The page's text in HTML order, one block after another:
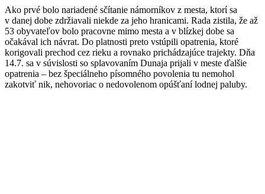
Ako prvé bolo nariadené sčítanie námorníkov z mesta, ktorí sa
v danej dobe zdržiavali niekde za jeho hranicami. Rada zistila, že až
53 obyvateľov bolo pracovne mimo mesta a v blízkej dobe sa
očakával ich návrat. Do platnosti preto vstúpili opatrenia, ktoré
korigovali prechod cez rieku a rovnako prichádzajúce trajekty. Dňa
14.7. sa v súvislosti so splavovaním Dunaja prijali v meste ďalšie
opatrenia – bez špeciálneho písomného povolenia tu nemohol
zakotviť nik, nehovoriac o nedovolenom opúšťaní lodnej paluby.